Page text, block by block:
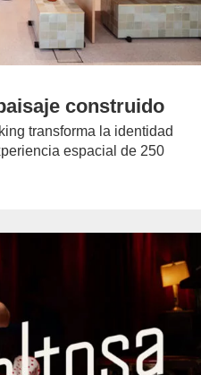
construido
transforma la identidad
espacial de 250